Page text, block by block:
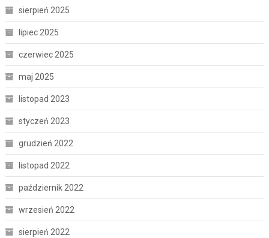
sierpień 2025
lipiec 2025
czerwiec 2025
maj 2025
listopad 2023
styczeń 2023
grudzień 2022
listopad 2022
październik 2022
wrzesień 2022
sierpień 2022